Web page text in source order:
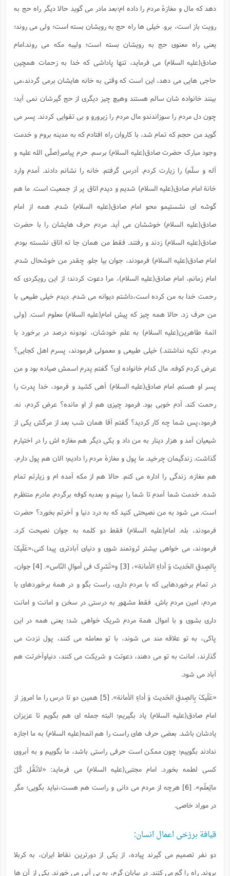
دهد که مال و مغازۀ مردم را داده ام؛بعد مادر می گوید حالا دیگر راه حج به
رویت باز است، برو. خیلی ها راه حج به رویشان بسته است؛ ولی می روند؛
یعنی راه معنوی حج به رویشان بسته است؛ ولیبه مکه می روند.امام
صادق(علیه السلام) می فرماید، تنها پاداشی که خدا به زحمات همچین
حاجی هایی می دهد، این است که وقتی به خانه هایشان برمی گردند،می
بینند خانواده شان سالم هستند وهیچ چیز دیگری از حج گیرشان نمی آید؛
چون دل مردم را سوزاندندو مال مردم را زیرورو و بی تقوایی کردند. پسر می
گوید من حجم که تمام شد، با کاروان راه افتادم که به مدینه بروم و خدمت
وجود مبارک حضرت صادق(علیه السلام) برسم. حرم پیامبر(صلّی الله علیه و
آله و سلّم) را زیارت کردم. آدرس گرفتم. خانه را نشانم دادند. آمدم وارد
خانة امام صادق(علیه السلام) شدیم و دیدم اتاق پر از جمعیت است. ما هم
گوشه ای نشستیمو محو امام صادق(علیه السلام) شدم. همه از امام
صادق(علیه السلام) خوششان می آید. مردم حرف هایشان را با حضرت
صادق(علیه السلام) زدند و رفتند. فقط من همان جا ته اتاق نشسته بودم.
امام صادق(علیه السلام) فرمودند، جوان بیا جلو. چقدر من خوشحال شدم.
امام زمانم، امام صادق(علیه السلام)، مرا دعوت کردند؛ از این رویکردی که
رحمت خدا به من کرده است،داشتم دیوانه می شدم. دیدم خیلی طبیعی با
من حرف زد. حالا همه چیز که پیش امام(علیه السلام) معلوم است. (ولی
ائمة طاهرین(علیه السلام) به علم خودشان، نودونه درصد در برخورد با
مردم، تکیه نداشتند.) خیلی طبیعی و معمولی فرمودند، پسرم اهل کجایی؟
عرض کردم کوفه. مال کدام خانواده ای؟ گفتم پدرم اسمش صیاده بود و من
پسر او هستم. امام صادق(علیه السلام) آهی کشید و فرمود، خدا پدرت را
رحمت کند. آدم خوبی بود. فرمود چیزی هم از او مانده؟ عرض کردم، نه.
فرمود،پس شما چه کار کردید؟ گفتم آقا همان شب بعد از مرگش یکی از
شیعیان آمد و هزار دینار به من داد و یکی دیگر هم مغازه اش را در اختیارم
گذاشت. زندگیمان چرخید. ما پول و مغازۀ مردم را دادیم؛ الان هم پول دارم،
هم مغازه. زندگی را اداره می کنم. حالا هم از مکه آمده ام و زیارتم تمام
شده. خدمت شما آمدم تا شما را ببینم و بعدبه کوفه برگردم. مادرم منتظرم
است. می شود به من نصیحتی کنید که به درد دنیا و آخرتم بخورد؟ حضرت
فرمودند، بله. امام(علیه السلام) فقط دو کلمه به جوان نصیحت کرد.
فرمودند، می خواهی بیشتر ثروتمند شوی و دنیای آبادتری پیدا کنی،«عَلَیکَ
بِالصِدقِ الحَدیث وَ أداءِ الأمانة»،[3] و«تَشرِک فی أموالِ النّاس».
[4]
جوان،
در تمام برخوردهایی که با مردم داری، راست بگو و در همۀ برخوردهای با
مردم، امین مردم باش. فقط مشهور به درستی در سخن و امانت و امانت
داری بشوی و با اموال همة مردم شریک خواهی شد؛ یعنی همه در این
پاکی، به تو علاقه مند می شوند، با تو معامله می کنند، پول نزدت می
گذارند، امانت به تو می دهند، دعوتت و شریکت می کنند، دنیاوآخرتت هم
آباد می شود.
«عَلَیکَ بِالصِدقِ الحَدیث وَ أداءِ الأمانة».
[5]
همین دو تا درس را ما امروز از
امام صادق(علیه السلام) یاد بگیریم؛ البته جمله ای هم بگویم تا عزیزان
یادشان باشد. بعضی حرف های راست را هم ائمه(علیه السلام) به ما اجازه
ندادند بگوییم؛ چون ممکن است حرفی راستی باشد، ما بگوییم و به آبروی
کسی لطمه بخورد. امام مجتبی(علیه السلام) می فرماید: «لاتَقُل کُلَ
مایَعلَم».
[6]
هرچه از مردم می دانی و راست هم هست،نباید بگویی؛ مگر
در موراد خاصی.
قیافة برزخی اعمال انسان:
دو نفر تصمیم می گیرند پیاده، از یکی از دورترین نقاط ایران، به کربلا
بروند. راه را گم می کنند. در بیابان گرم، به بی آبی می خورند. یکی از آن ها